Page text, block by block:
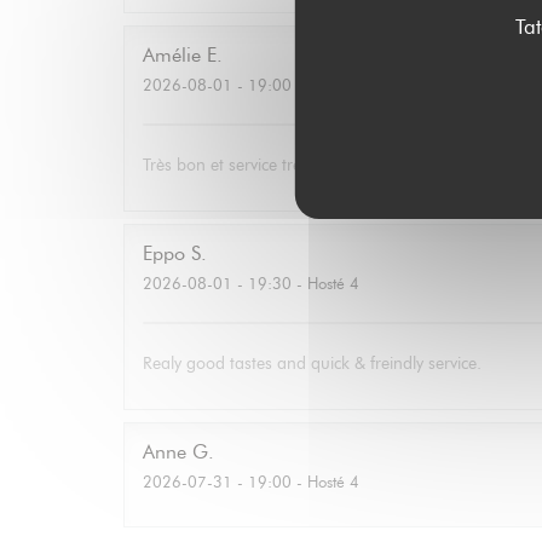
Amélie E
2026-08-01 - 19:00 - Hosté 3
Très bon et service très agréable. Même mon père
Eppo S
2026-08-01 - 19:30 - Hosté 4
Realy good tastes and quick & freindly service.
Anne G
2026-07-31 - 19:00 - Hosté 4